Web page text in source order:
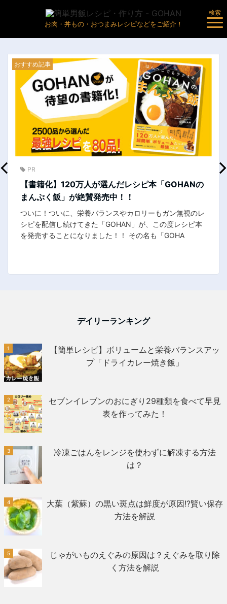
お肉・丼もの・おつまみレシピなどをご紹介！
検索
おすすめ記事
PR
【書籍化】120万人が選んだレシピ本「GOHANの
まんぷく飯」が絶賛発売中！！
ついに！ついに、栄養バランスやカロリーもガン無視のレ
シピを配信し続けてきた「GOHAN」が、この度レシピ本
を発売することになりました！！ その名も「GOHA
デイリーランキング
【簡単レシピ】ボリュームと栄養バランスアッ
プ「ドライカレー焼き飯」
セブンイレブンのおにぎり29種類を食べて早見
表を作ってみた！
冷凍ごはんをレンジを使わずに解凍する方法
は？
大葉（紫蘇）の黒い斑点は鮮度が原因!?賢い保存
方法を解説
じゃがいものえぐみの原因は？えぐみを取り除
く方法を解説